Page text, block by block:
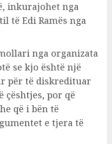
inkurajohet nga
të Edi Ramës nga
nga organizata
se kjo është një
për të diskredituar
por që
që i bën të
e tjera të